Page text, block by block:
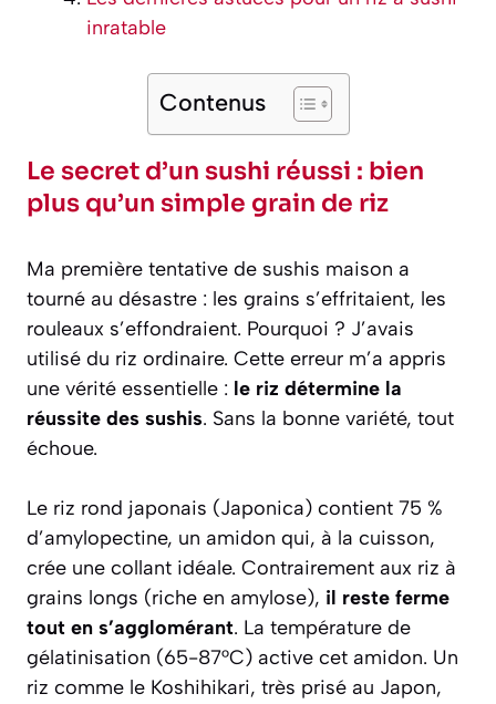
inratable
Contenus
Le secret d’un sushi réussi : bien
plus qu’un simple grain de riz
Ma première tentative de sushis maison a
tourné au désastre : les grains s’effritaient, les
rouleaux s’effondraient. Pourquoi ? J’avais
utilisé du riz ordinaire. Cette erreur m’a appris
une vérité essentielle : le riz détermine la
réussite des sushis. Sans la bonne variété, tout
échoue.
Le riz rond japonais (Japonica) contient 75 %
d’amylopectine, un amidon qui, à la cuisson,
crée une collant idéale. Contrairement aux riz à
grains longs (riche en amylose), il reste ferme
tout en s’agglomérant. La température de
gélatinisation (65-87°C) active cet amidon. Un
riz comme le Koshihikari, très prisé au Japon,